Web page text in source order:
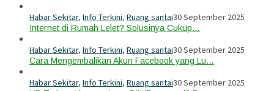
Habar Sekitar, Info Terkini, Ruang santai30 September 2025
Internet di Rumah Lelet? Solusinya Cukup…
Habar Sekitar, Info Terkini, Ruang santai30 September 2025
Cara Mengembalikan Akun Facebook yang Lu…
Habar Sekitar, Info Terkini, Ruang santai30 September 2025